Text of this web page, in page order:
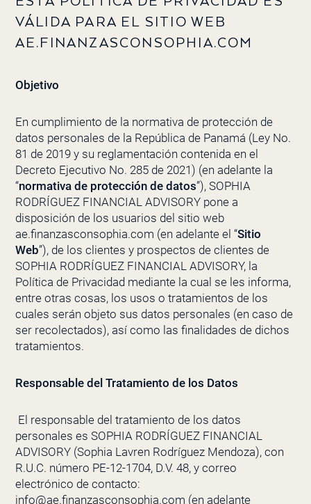
VÁLIDA PARA EL SITIO WEB
AE.FINANZASCONSOPHIA.COM
Objetivo
En cumplimiento de la normativa de protección de
datos personales de la República de Panamá (Ley No.
81 de 2019 y su reglamentación contenida en el
Decreto Ejecutivo No. 285 de 2021) (en adelante la
“normativa de protección de datos”), SOPHIA
RODRÍGUEZ FINANCIAL ADVISORYpone a
disposición de los usuarios del sitio web
ae.finanzasconsophia.com (en adelante el “Sitio
Web”), de los clientes y prospectos de clientes de
SOPHIA RODRÍGUEZ FINANCIAL ADVISORY, la
Política de Privacidad mediante la cual se les informa,
entre otras cosas, los usos o tratamientos de los
cuales serán objeto sus datos personales (en caso de
ser recolectados), así como las finalidades de dichos
tratamientos.
Responsable del Tratamiento de los Datos
El responsable del tratamiento de los datos
personales es SOPHIA RODRÍGUEZ FINANCIAL
ADVISORY(Sophia Lavren Rodríguez Mendoza), con
R.U.C. número PE-12-1704, D.V. 48, y correo
electrónico de contacto:
info@ae.finanzasconsophia.com (en adelante